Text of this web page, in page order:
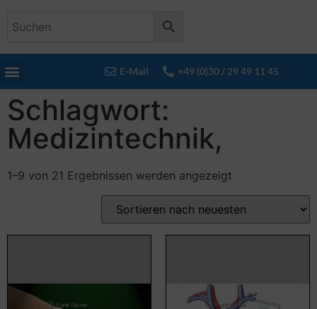
E-Mail +49 (0)30 / 29 49 11 45
Schlagwort:
Medizintechnik,
1–9 von 21 Ergebnissen werden angezeigt